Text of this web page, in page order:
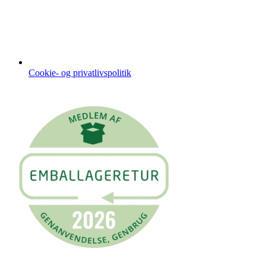
Cookie- og privatlivspolitik